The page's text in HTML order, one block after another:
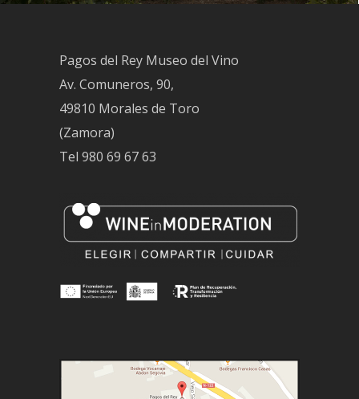
Pagos del Rey Museo del Vino
Av. Comuneros, 90,
49810 Morales de Toro
(Zamora)
Tel 980 69 67 63